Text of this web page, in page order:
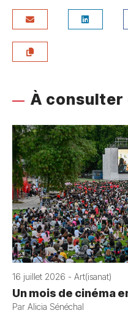
À consulter
16 juillet 2026 - Art(isanat)
Un mois de cinéma
Par Alicia Sénéchal